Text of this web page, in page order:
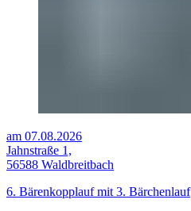
am 07.08.2026
Jahnstraße 1,
56588 Waldbreitbach
6. Bärenkopplauf mit 3. Bärchenlauf